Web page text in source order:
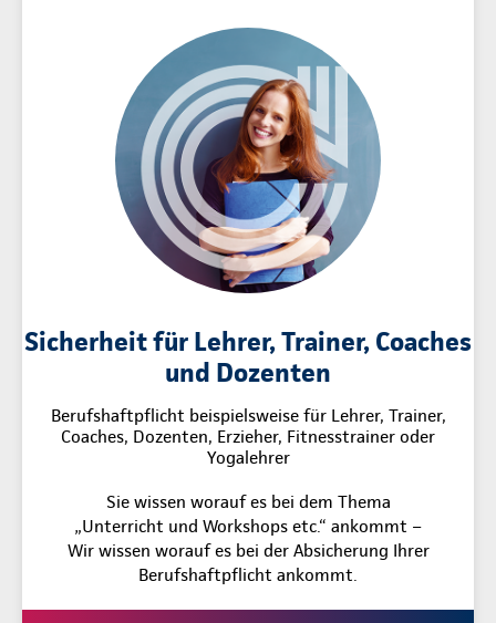
Sicherheit für Lehrer, Trainer, Coaches
und Dozenten
Berufshaftpflicht beispielsweise für Lehrer, Trainer,
Coaches, Dozenten, Erzieher, Fitnesstrainer oder
Yogalehrer
Sie wissen worauf es bei dem Thema
„Unterricht und Workshops etc.“ ankommt –
Wir wissen worauf es bei der Absicherung Ihrer
Berufshaftpflicht ankommt.